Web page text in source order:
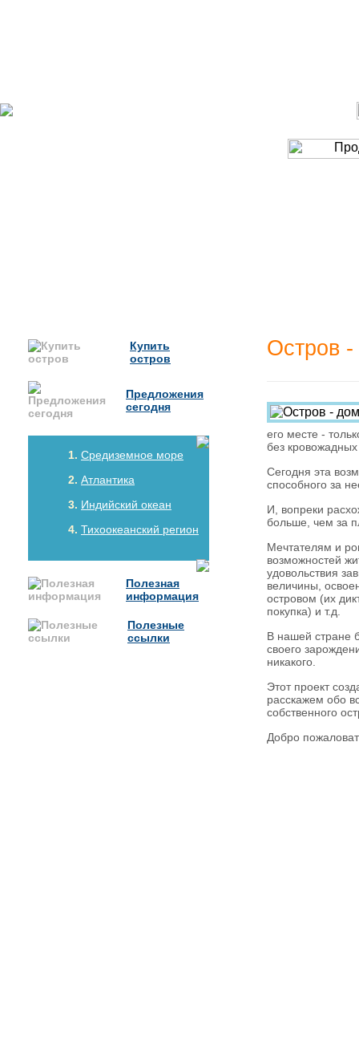
Купить
остров
Предложения
сегодня
Средиземное море
Атлантика
Индийский океан
Тихоокеанский регион
Полезная
информация
Полезные
ссылки
Остров
его месте -
без
Сегодня эта
способного за
И, вопреки
больше, чем за
Мечтателям и
возможностей
удовольствия
величины,
островом (их
покупка) и т.д.
В нашей стране
своего
никакого.
Этот проект
расскажем обо
собственного
Добро